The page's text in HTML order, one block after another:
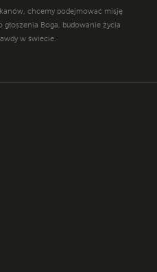
chcemy podejmować misję
Boga, budowanie życia
w świecie.